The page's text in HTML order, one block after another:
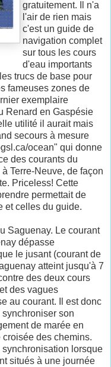
gratuitement. Il n'a
l'air de rien mais
c'est un guide de
navigation complet
sur tous les cours
d'eau importants
trucs de base pour
fameuses zones de
exemplaire
Renard en Gaspésie
utilité il aurait mais
secours à mesure
ocean" qui donne
des courants du
Terre-Neuve, de façon
Priceless! Cette
permettait de
et celles du guide.
Saguenay. Le courant
dépasse
le jusant (courant de
atteint jusqu'à 7
des deux cours
des vagues
au courant. Il est donc
son
de marée en
des chemins.
lorsque
situés à une journée